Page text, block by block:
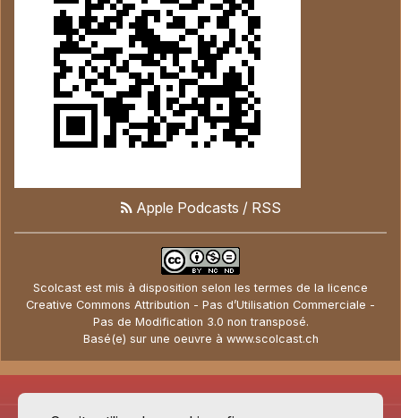
Apple Podcasts / RSS
Scolcast est mis à disposition selon les termes de la licence
Creative Commons Attribution - Pas d’Utilisation Commerciale -
Pas de Modification 3.0 non transposé.
Basé(e) sur une oeuvre à www.scolcast.ch